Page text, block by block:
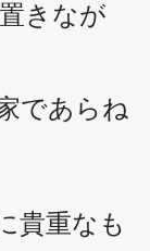
きなが
であらね
貴重なも